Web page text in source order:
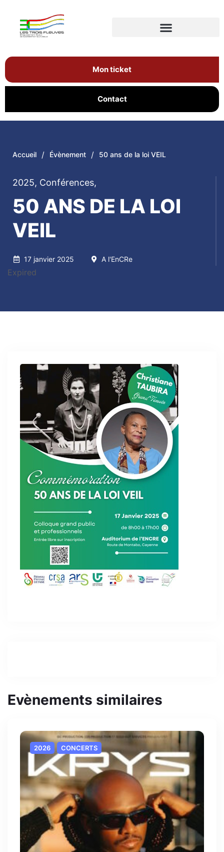
Mon ticket
Contact
Accueil / Évènement / 50 ans de la loi VEIL
2025, Conférences,
50 ANS DE LA LOI
VEIL
17 janvier 2025 A l'EnCRe
Expired
Evènements similaires
2026 CONCERTS